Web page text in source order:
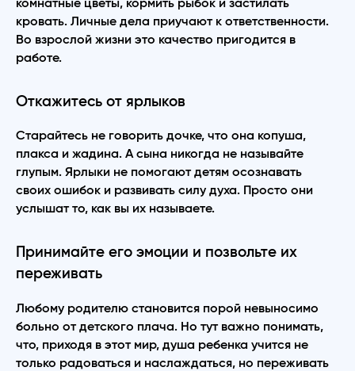
комнатные цветы, кормить рыбок и застилать
кровать. Личные дела приучают к ответственности.
Во взрослой жизни это качество пригодится в
работе.
Откажитесь от ярлыков
Старайтесь не говорить дочке, что она копуша,
плакса и жадина. А сына никогда не называйте
глупым. Ярлыки не помогают детям осознавать
своих ошибок и развивать силу духа. Просто они
услышат то, как вы их называете.
Принимайте его эмоции и позвольте их
переживать
Любому родителю становится порой невыносимо
больно от детского плача. Но тут важно понимать,
что, приходя в этот мир, душа ребенка учится не
только радоваться и наслаждаться, но переживать